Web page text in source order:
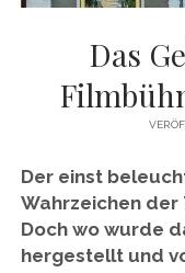
Das
Der einst
Wahrzeichen der
Doch wo wurde
hergestellt und